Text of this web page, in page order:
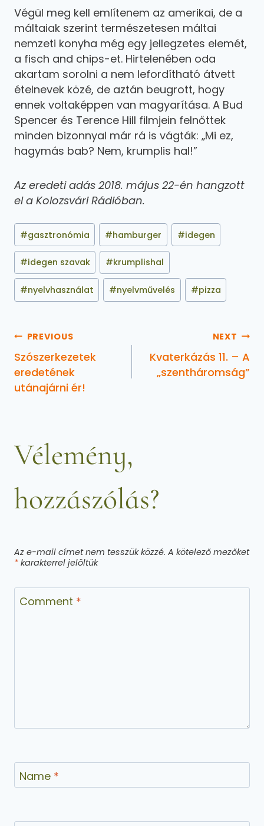
Végül meg kell említenem az amerikai, de a
máltaiak szerint természetesen máltai
nemzeti konyha még egy jellegzetes elemét,
a fisch and chips-et. Hirtelenében oda
akartam sorolni a nem lefordítható átvett
ételnevek közé, de aztán beugrott, hogy
ennek voltaképpen van magyarítása. A Bud
Spencer és Terence Hill filmjein felnőttek
minden bizonnyal már rá is vágták: „Mi ez,
hagymás bab? Nem, krumplis hal!”
Az eredeti adás 2018. május 22-én hangzott
el a Kolozsvári Rádióban.
#gasztronómia #hamburger #idegen
#idegen szavak #krumplishal
#nyelvhasználat #nyelvművelés #pizza
PREVIOUS
Szószerkezetek
eredetének
utánajárni ér!
NEXT
Kvaterkázás 11. – A
„szentháromság”
Vélemény,
hozzászólás?
Az e-mail címet nem tesszük közzé. A kötelező mezőket
* karakterrel jelöltük
Comment *
Name *